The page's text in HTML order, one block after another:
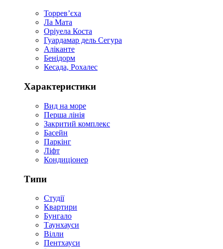
Торревʼєха
Ла Мата
Оріуела Коста
Гуардамар дель Сегура
Аліканте
Бенідорм
Кесада, Рохалес
Характеристики
Вид на море
Перша лінія
Закритий комплекс
Басейн
Паркінг
Ліфт
Кондиціонер
Типи
Студії
Квартири
Бунгало
Таунхауси
Вілли
Пентхауси